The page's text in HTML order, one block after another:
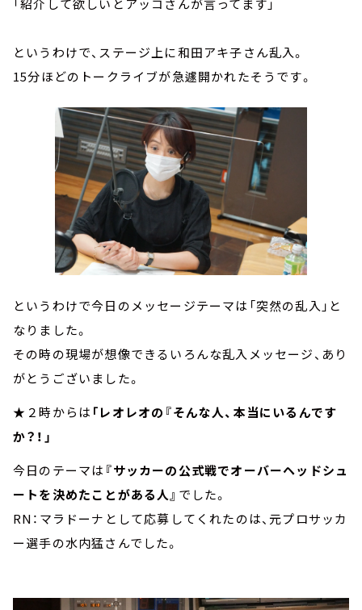
「紹介して欲しいとアッコさんが言ってます」
というわけで、ステージ上に和田アキ子さん乱入。
15分ほどのトークライブが急遽開かれたそうです。
というわけで今日のメッセージテーマは「突然の乱入」と
なりました。
その時の現場が想像できるいろんな乱入メッセージ、あり
がとうございました。
★２時からは 「レオレオの『そんな人、本当にいるんです
か？！」
今日のテーマは 『サッカーの公式戦でオーバーヘッドシュ
ートを決めたことがある人』 でした。
RN：マラドーナとして応募してくれたのは、元プロサッカ
ー選手の水内猛さんでした。